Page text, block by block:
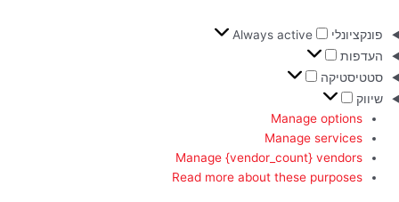
פונקציונלי
Always active
העדפות
סטטיסטיקה
שיווק
Manage options
Manage services
Manage {vendor_count} vendors
Read more about these purposes